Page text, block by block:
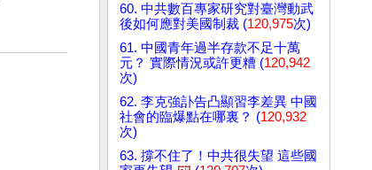
60. 中共數百專家研究對臺灣動武
後如何應對美國制裁 (120,975次)
61. 中國青年過半存款不足十萬
元？ 實際情況或許更糟 (120,942
次)
62. 李克強訃告凸顯習李差異 中國
社會的臨爆點在哪裏？ (120,932
次)
63. 撐不住了！中共很失望 這些國